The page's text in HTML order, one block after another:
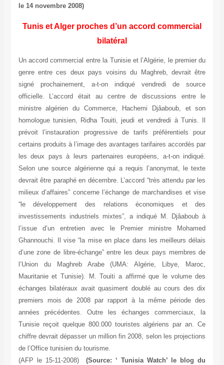
le 14 novembre 2008)
Tunis et Alger proches d’un accord commercial
bilatéral
Un accord commercial entre la Tunisie et l’Algérie, le premier du
genre entre ces deux pays voisins du Maghreb, devrait être
signé prochainement, a-t-on indiqué vendredi de source
officielle. L’accord était au centre de discussions entre le
ministre algérien du Commerce, Hachemi Djâaboub, et son
homologue tunisien, Ridha Touiti, jeudi et vendredi à Tunis. Il
prévoit l’instauration progressive de tarifs préférentiels pour
certains produits à l’image des avantages tarifaires accordés par
les deux pays à leurs partenaires européens, a-t-on indiqué.
Selon une source algérienne qui a requis l’anonymat, le texte
devrait être paraphé en décembre. L’accord “très attendu par les
milieux d’affaires” concerne l’échange de marchandises et vise
“le développement des relations économiques et des
investissements industriels mixtes”, a indiqué M. Djâaboub à
l’issue d’un entretien avec le Premier ministre Mohamed
Ghannouchi. Il vise “la mise en place dans les meilleurs délais
d’une zone de libre-échange” entre les deux pays membres de
l’Union du Maghreb Arabe (UMA: Algérie, Libye, Maroc,
Mauritanie et Tunisie). M. Touiti a affirmé que le volume des
échanges bilatéraux avait quasiment doublé au cours des dix
premiers mois de 2008 par rapport à la même période des
années précédentes. Outre les échanges commerciaux, la
Tunisie reçoit quelque 800.000 touristes algériens par an. Ce
chiffre devrait dépasser un million fin 2008, selon les projections
de l’Office tunisien du tourisme.
(AFP le 15-11-2008)
(Source: ‘ Tunisia Watch’ le blog du